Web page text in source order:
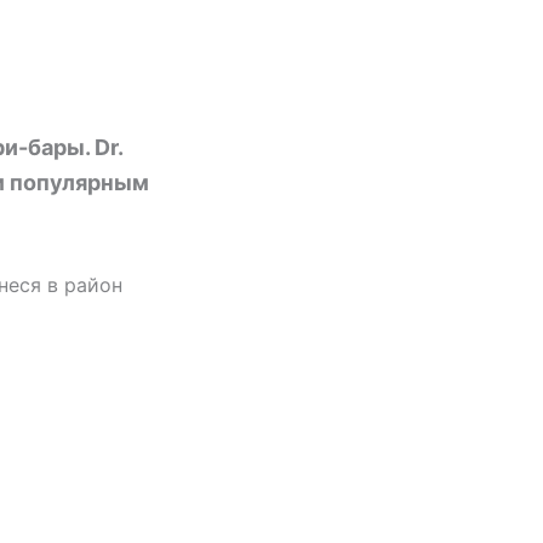
бары. Dr.
популярным
в район